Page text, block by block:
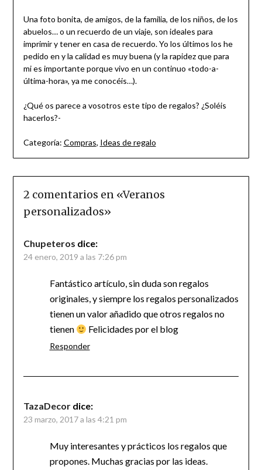
Una foto bonita, de amigos, de la familia, de los niños, de los
abuelos… o un recuerdo de un viaje, son ideales para
imprimir y tener en casa de recuerdo. Yo los últimos los he
pedido en y la calidad es muy buena (y la rapidez que para
mi es importante porque vivo en un continuo «todo-a-
última-hora», ya me conocéis…).
¿Qué os parece a vosotros este tipo de regalos? ¿Soléis
hacerlos?-
Categoría: Compras, Ideas de regalo
2 comentarios en «Veranos
personalizados»
Chupeteros dice:
24 enero, 2019 a las 7:26 pm
Fantástico artículo, sin duda son regalos
originales, y siempre los regalos personalizados
tienen un valor añadido que otros regalos no
tienen
Felicidades por el blog
Responder
TazaDecor dice:
23 marzo, 2017 a las 4:21 pm
Muy interesantes y prácticos los regalos que
propones. Muchas gracias por las ideas.